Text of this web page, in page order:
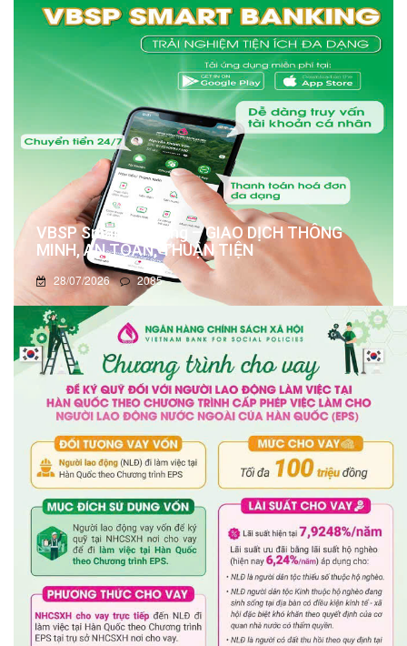
VBSP Smart Banking – GIAO DỊCH THÔNG
MINH, AN TOÀN, THUẬN TIỆN
28/07/2026 2085